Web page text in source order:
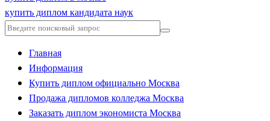
купить диплом кандидата наук
Главная
Информация
Купить диплом официально Москва
Продажа дипломов колледжа Москва
Заказать диплом экономиста Москва